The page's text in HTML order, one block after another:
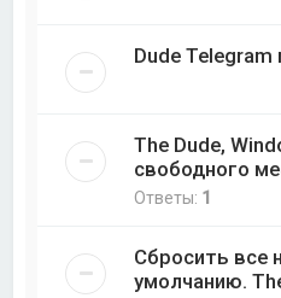
Dude
The Dude,
свободного
Ответы: 1
Сбросить все
умолчанию.